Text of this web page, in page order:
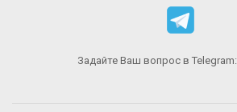
Задайте Ваш вопрос в Telegram: